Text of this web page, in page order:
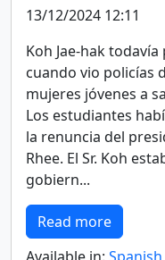
13/12/2024 12:11
Koh Jae-hak
cuando vio policías
mujeres jóvenes a
Los estudiantes
la renuncia del
Rhee. El Sr. Koh
gobiern...
Read more